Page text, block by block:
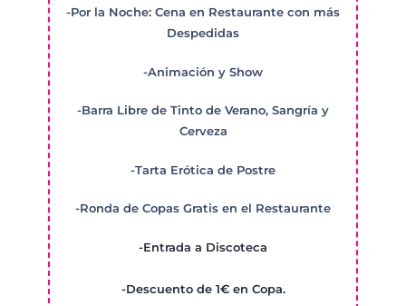
-Por la Noche: Cena en Restaurante con más
Despedidas
-Animación y Show
-Barra Libre de Tinto de Verano, Sangría y
Cerveza
-Tarta Erótica de Postre
-Ronda de Copas Gratis en el Restaurante
-Entrada a Discoteca
-Descuento de 1€ en Copa.